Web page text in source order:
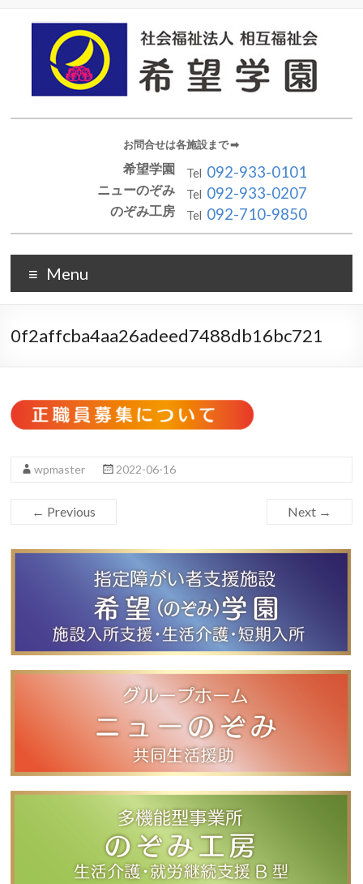
お問合せは各施設まで ➡︎
希望学園Tel 092-933-0101
ニューのぞみTel 092-933-0207
のぞみ工房Tel 092-710-9850
Menu
0f2affcba4aa26adeed7488db16bc721
wpmaster 2022-06-16
← Previous Next →